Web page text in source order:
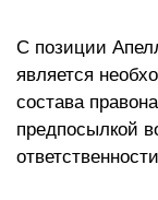
С позиции
является
состава
предпосылкой